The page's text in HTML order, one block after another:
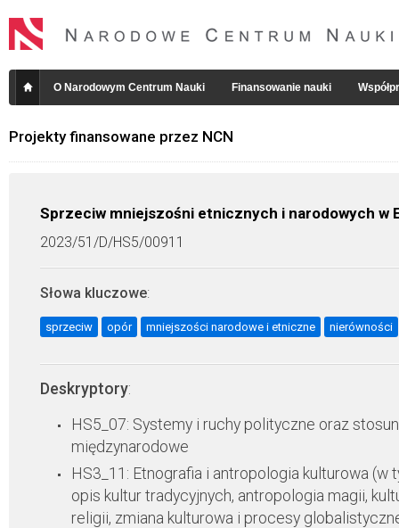
O Narodowym Centrum Nauki Finansowanie nauki
Projekty finansowane przez NCN
Sprzeciw mniejszośni etnicznych i narodowych w
2023/51/D/HS5/00911
Słowa kluczowe:
sprzeciw opór mniejszości narodowe i etniczne nierówności
Deskryptory:
HS5_07: Systemy i ruchy polityczne oraz
międzynarodowe
HS3_11: Etnografia i antropologia kulturowa (w
opis kultur tradycyjnych, antropologia magii,
religii, zmiana kulturowa i procesy